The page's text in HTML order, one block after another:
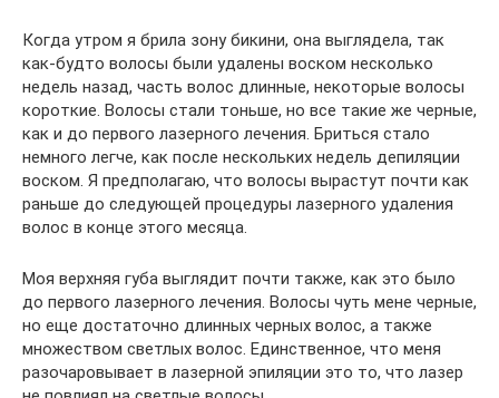
Когда утром я брила зону бикини, она выглядела, так
как-будто волосы были удалены воском несколько
недель назад, часть волос длинные, некоторые волосы
короткие. Волосы стали тоньше, но все такие же черные,
как и до первого лазерного лечения. Бриться стало
немного легче, как после нескольких недель депиляции
воском. Я предполагаю, что волосы вырастут почти как
раньше до следующей процедуры лазерного удаления
волос в конце этого месяца.
Моя верхняя губа выглядит почти также, как это было
до первого лазерного лечения. Волосы чуть мене черные,
но еще достаточно длинных черных волос, а также
множеством светлых волос. Единственное, что меня
разочаровывает в лазерной эпиляции это то, что лазер